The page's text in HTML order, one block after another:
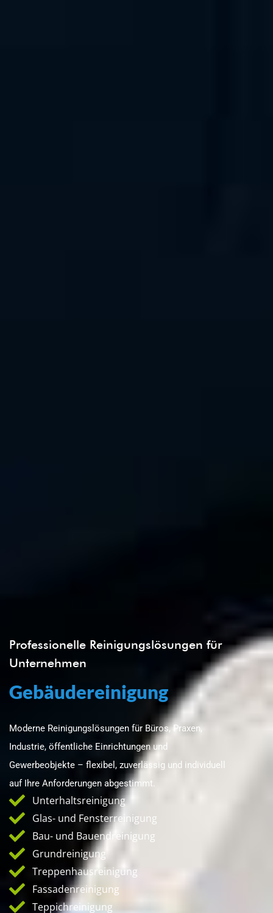
Professionelle Reinigungslösungen für
Unternehmen
Gebäudereinigung
Moderne Reinigungslösungen für Büros, Praxen,
Industrie, öffentliche Einrichtungen und
Gewerbeobjekte – flexibel, zuverlässig und individuell
auf Ihre Anforderungen abgestimmt.
Unterhaltsreinigung
Glas- und Fensterreinigung
Bau- und Bauendreinigung
Grundreinigung
Treppenhausreinigung
Fassadenreinigung
Teppichreinigung